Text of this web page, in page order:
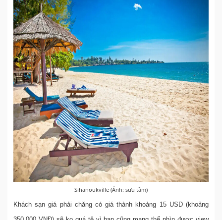
Sihanoukville (Ảnh: sưu tầm)
Khách sạn giá phải chăng có giá thành khoảng 15 USD (khoảng